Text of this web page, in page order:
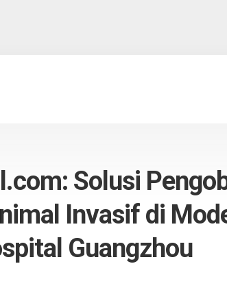
Solusi
Invasif di
Guangzhou